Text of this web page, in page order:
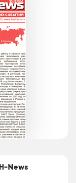
News